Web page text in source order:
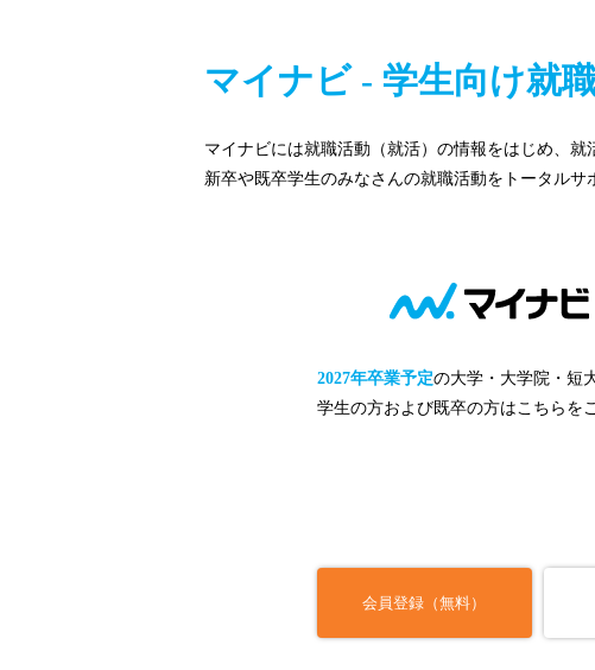
マイナビ - 学生向け就
マイナビには就職活動（就活）の情報をはじめ、就
新卒や既卒学生のみなさんの就職活動をトータルサ
2027年卒業予定の大学・大学院・短
学生の方および既卒の方はこちらを
会員登録（無料）